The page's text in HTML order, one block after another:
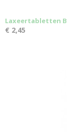
Laxeertabletten
€ 2,45